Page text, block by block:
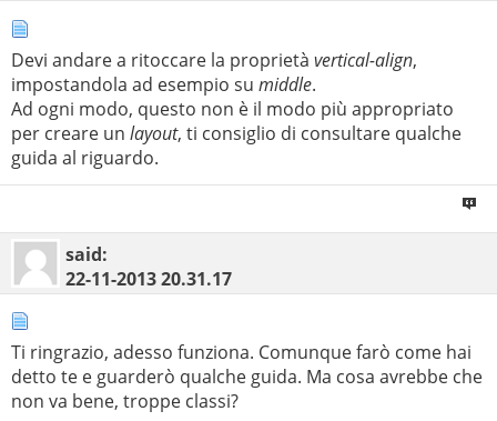
Devi andare a ritoccare la proprietà vertical-align,
impostandola ad esempio su middle.
Ad ogni modo, questo non è il modo più appropriato
per creare un layout, ti consiglio di consultare qualche
guida al riguardo.
said:
22-11-201320.31.17
Ti ringrazio, adesso funziona. Comunque farò come hai
detto te e guarderò qualche guida. Ma cosa avrebbe che
non va bene, troppe classi?